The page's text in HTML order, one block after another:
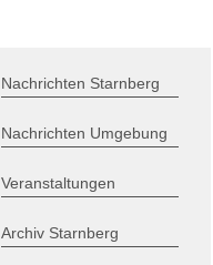
Nachrichten Starnberg
Nachrichten Umgebung
Veranstaltungen
Archiv Starnberg